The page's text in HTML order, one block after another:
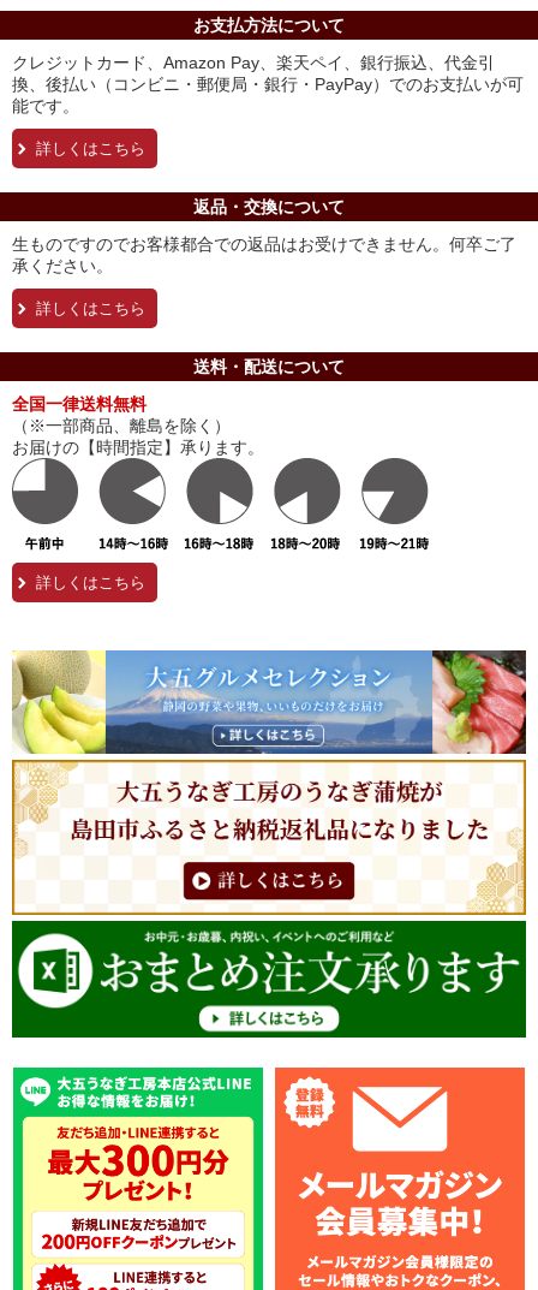
お支払方法について
クレジットカード、Amazon Pay、楽天ペイ、銀行振込、代金引
換、後払い（コンビニ・郵便局・銀行・PayPay）でのお支払いが可
能です。
詳しくはこちら
返品・交換について
生ものですのでお客様都合での返品はお受けできません。何卒ご了
承ください。
詳しくはこちら
送料・配送について
全国一律送料無料
（※一部商品、離島を除く）
お届けの【時間指定】承ります。
詳しくはこちら